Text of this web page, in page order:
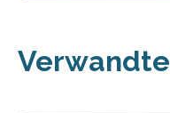
Verwandte